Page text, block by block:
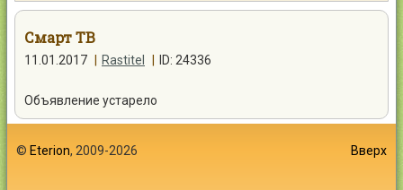
Контакты
Войти
Смарт ТВ
11.01.2017 Rastitel ID: 24336
Объявление устарело
© Eterion, 2009-2026 Вверх